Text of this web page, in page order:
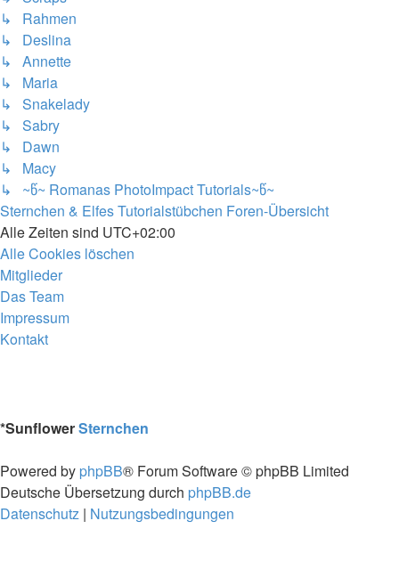
↳ Rahmen
↳ Deslina
↳ Annette
↳ Maria
↳ Snakelady
↳ Sabry
↳ Dawn
↳ Macy
↳ ~წ~ Romanas PhotoImpact Tutorials~წ~
Sternchen & Elfes Tutorialstübchen Foren-Übersicht
Alle Zeiten sind UTC+02:00
Alle Cookies löschen
Mitglieder
Das Team
Impressum
Kontakt
*SunflowerSternchen
Powered by phpBB® Forum Software © phpBB Limited
Deutsche Übersetzung durch phpBB.de
Datenschutz | Nutzungsbedingungen